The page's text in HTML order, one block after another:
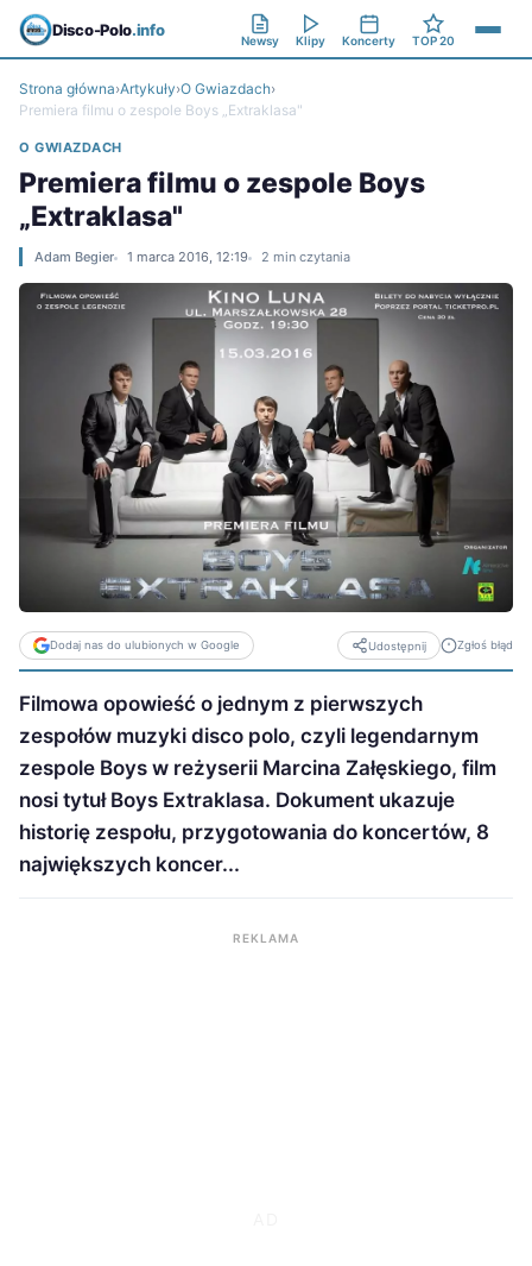
Disco-Polo.info
Newsy Klipy Koncerty TOP 20
Strona główna›Artykuły›O Gwiazdach›
Premiera filmu o zespole Boys „Extraklasa"
O GWIAZDACH
Premiera filmu o zespole Boys
„Extraklasa"
Adam Begier 1 marca 2016, 12:19 2 min czytania
Dodaj nas do ulubionych w Google Udostępnij Zgłoś błąd
Filmowa opowieść o jednym z pierwszych
zespołów muzyki disco polo, czyli legendarnym
zespole Boys w reżyserii Marcina Załęskiego, film
nosi tytuł Boys Extraklasa. Dokument ukazuje
historię zespołu, przygotowania do koncertów, 8
największych koncer...
REKLAMA